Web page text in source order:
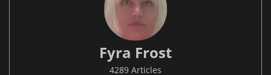
Fyra Frost
4289 Articles